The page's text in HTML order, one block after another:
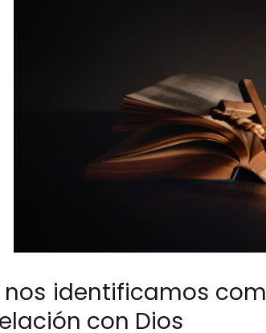
identificamos
con Dios